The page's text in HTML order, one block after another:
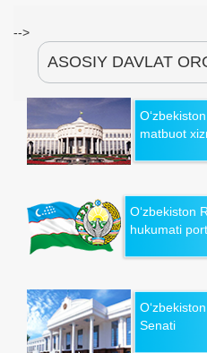
-->
ASOSIY DAVLAT
matbuot
O‘zbekiston
hukumati
Senati